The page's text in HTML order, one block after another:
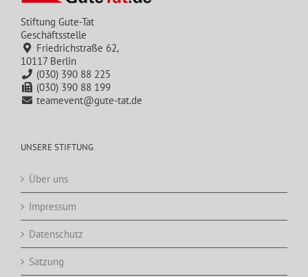
Stiftung Gute-Tat
Geschäftsstelle
Friedrichstraße 62,
10117 Berlin
(030) 390 88 225
(030) 390 88 199
teamevent@gute-tat.de
UNSERE STIFTUNG
Über uns
Impressum
Datenschutz
Satzung